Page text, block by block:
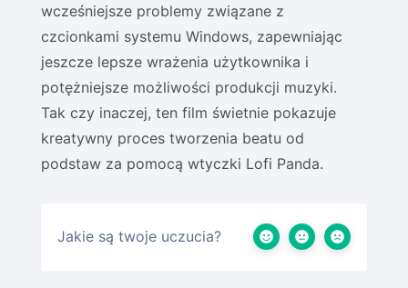
wcześniejsze problemy związane z
czcionkami systemu Windows, zapewniając
jeszcze lepsze wrażenia użytkownika i
potężniejsze możliwości produkcji muzyki.
Tak czy inaczej, ten film świetnie pokazuje
kreatywny proces tworzenia beatu od
podstaw za pomocą wtyczki Lofi Panda.
Jakie są twoje uczucia?